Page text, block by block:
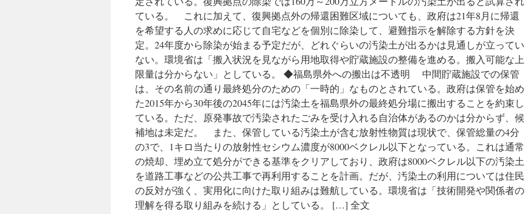
る
新
宿
の
住
民
ら
が
立
ち
が
っ
た
via
東
京
新
聞
ている。 これに加えて、復興拠点外の帰還困難区域についても、政府は21年8月に帰還
を希望する人の求めに応じて自宅などを個別に除染して、避難指示を解除する方針を決
定。24年度から除染が始まる予定だが、どれぐらいの汚染土が出るかは見通しが立ってい
ない。環境省は「搬入状況を見ながら用地取得や貯蔵施設の整備を進める。搬入可能な上
限量は分からない」としている。 ◆福島県外への搬出は不透明 中間貯蔵施設での保管
は、その名前の通り最終処分のための「一時的」なものとされている。政府は保管を始め
た2015年から30年後の2045年には汚染土を福島県外の最終処分場に搬出することを約束し
ている。ただ、原発事故で汚染されたごみを受け入れる自治体があるのかは分からず、候
補地は未定だ。 また、保管している汚染土が含む放射性物質は現状で、保管総量の4分
の3で、1キロ当たりの放射性セシウム濃度が8000ベクレル以下となっている。これは通常
の焼却、埋め立て処分ができる基準をクリアしており、政府は8000ベクレル以下の汚染土
を道路工事などの公共工事で再利用することを計画。だが、汚染土の利用については住民
の反対が強く、実用化に向けた取り組みは難航している。環境省は「技術開発や関係者の
理解を得る取り組みを続ける」としている。 […] 全文